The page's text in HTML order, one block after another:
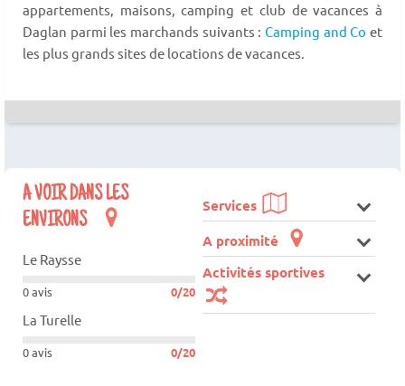
appartements, maisons, camping et club de vacances à
Daglan parmi les marchands suivants : Camping and Co et
les plus grands sites de locations de vacances.
A VOIR DANS LES
ENVIRONS
Le Raysse
0 avis 0/20
La Turelle
0 avis 0/20
Services
A proximité
Activités sportives